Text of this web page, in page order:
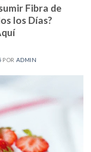
Fibra de
los Días?
POR ADMIN